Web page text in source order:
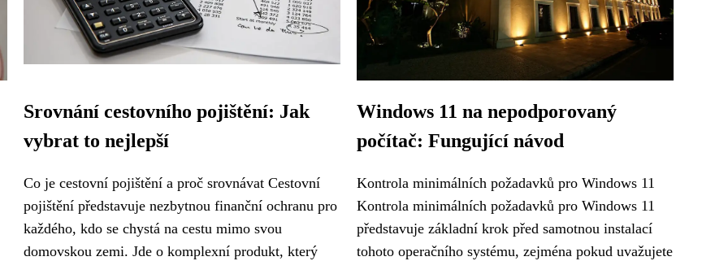
Srovnání cestovního pojištění: Jak
vybrat to nejlepší
Co je cestovní pojištění a proč srovnávat Cestovní
pojištění představuje nezbytnou finanční ochranu pro
každého, kdo se chystá na cestu mimo svou
domovskou zemi. Jde o komplexní produkt, který
Windows 11 na nepodporovaný
počítač: Fungující návod
Kontrola minimálních požadavků pro Windows 11
Kontrola minimálních požadavků pro Windows 11
představuje základní krok před samotnou instalací
tohoto operačního systému, zejména pokud uvažujete